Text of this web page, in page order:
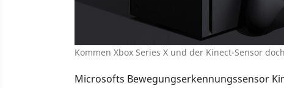
Kommen Xbox Series X und der Kinect-Sensor
Microsofts Bewegungserkennungssensor